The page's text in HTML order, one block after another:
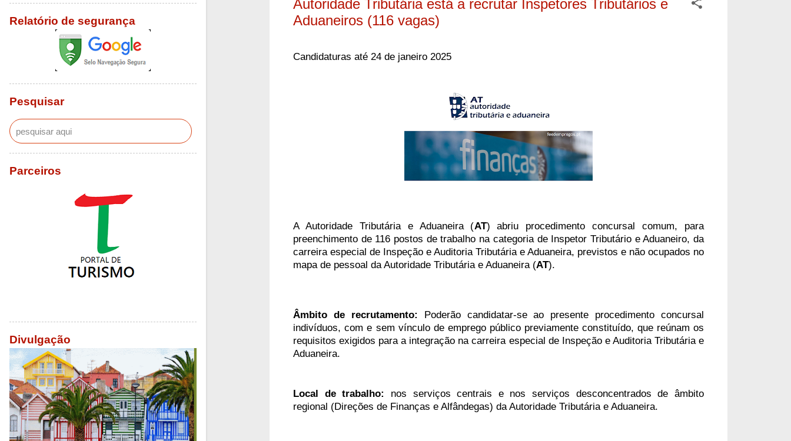
Autoridade Tributária está a recrutar Inspetores Tributários e
Aduaneiros (116 vagas)
Candidaturas até 24 de janeiro 2025
A Autoridade Tributária e Aduaneira (AT) abriu procedimento concursal comum, para
preenchimento de 116 postos de trabalho na categoria de Inspetor Tributário e Aduaneiro, da
carreira especial de Inspeção e Auditoria Tributária e Aduaneira, previstos e não ocupados no
mapa de pessoal da Autoridade Tributária e Aduaneira (AT).
Âmbito de recrutamento: Poderão candidatar-se ao presente procedimento concursal
indivíduos, com e sem vínculo de emprego público previamente constituído, que reúnam os
requisitos exigidos para a integração na carreira especial de Inspeção e Auditoria Tributária e
Aduaneira.
Local de trabalho: nos serviços centrais e nos serviços desconcentrados de âmbito
regional (Direções de Finanças e Alfândegas) da Autoridade Tributária e Aduaneira.
Relatório de segurança
Pesquisar
Parceiros
Divulgação